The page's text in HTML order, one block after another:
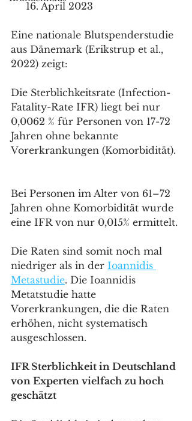
     16. April 2023
Eine nationale Blutspenderstudie
aus Dänemark (Erikstrup et al.,
2022) zeigt:
Die Sterblichkeitsrate (Infection-
Fatality-Rate IFR) liegt bei nur
0,0062 % für Personen von 17-72
Jahren ohne bekannte
Vorerkrankungen (Komorbidität).
Bei Personen im Alter von 61–72
Jahren ohne Komorbidität wurde
eine IFR von nur 0,015% ermittelt.
Die Raten sind somit noch mal
niedriger als in der Ioannidis
Metastudie. Die Ioannidis
Metatstudie hatte
Vorerkrankungen, die die Raten
erhöhen, nicht systematisch
ausgeschlossen.
IFR Sterblichkeit in Deutschland
von Experten vielfach zu hoch
geschätzt